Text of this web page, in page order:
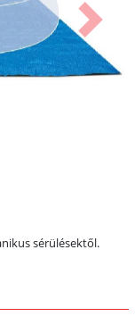
sérülésektől.